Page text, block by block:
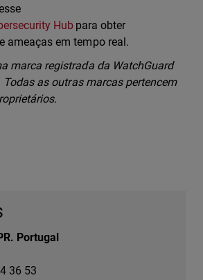
Hub para obter
ameaças em tempo real.
marca registrada da WatchGuard
Todas as outras marcas pertencem
Portugal
36 53